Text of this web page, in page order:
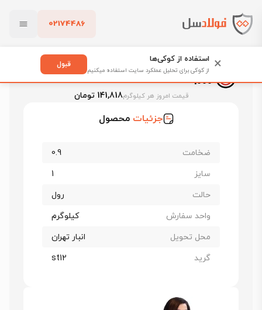
02174486
پاک کردن
فولادسل
ورق روغنی فولاد غرب st12 ضخامت 0.9 عرض
1000
قیمت امروز هر کیلوگرم141,818 تومان
جزئیات محصول
ضخامت
0.9
سایز
1
حالت
رول
واحد سفارش
کیلوگرم
محل تحویل
انبار تهران
گرید
st12
× استفاده از کوکی‌ها
از کوکی برای تحلیل عملکرد سایت استفاده میکنیم
قبول